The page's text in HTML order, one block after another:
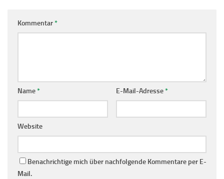
Kommentar*
Name* E-Mail-Adresse*
Website
Benachrichtige mich über nachfolgende Kommentare per E-
Mail.